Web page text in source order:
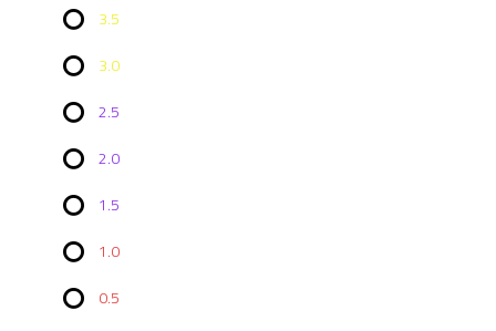
3.5
3.0
2.5
2.0
1.5
1.0
0.5